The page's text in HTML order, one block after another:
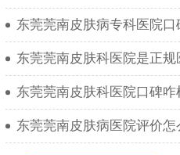
东莞莞南皮肤病专科医院
东莞莞南皮肤科医院是正
东莞莞南皮肤科医院口碑
东莞莞南皮肤病医院评价